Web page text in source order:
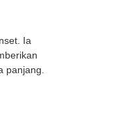
Ia
panjang.